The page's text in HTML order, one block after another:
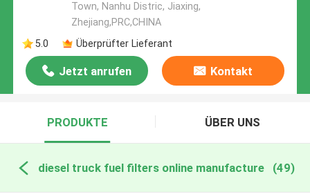
Town, Nanhu Distric, Jiaxing,
Zhejiang,PRC,CHINA
5.0
Überprüfter Lieferant
Jetzt anrufen Kontakt
PRODUKTE ÜBER UNS
diesel truck fuel filters online manufacture (49)